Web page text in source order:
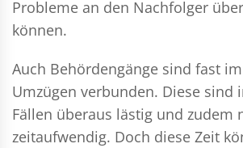
Probleme an den Nachfolger
können.
Auch Behördengänge sind fast
Umzügen verbunden. Diese sind
Fällen überaus lästig und zudem
zeitaufwendig. Doch diese Zeit